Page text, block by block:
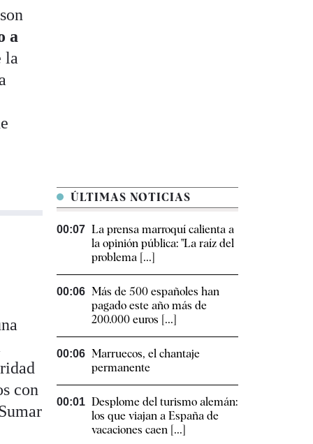
a
la
con
ÚLTIMAS NOTICIAS
00:07 La prensa marroquí calienta a
la opinión pública: "La raíz del
problema [...]
00:06 Más de 500 españoles han
pagado este año más de
200.000 euros [...]
00:06 Marruecos, el chantaje
permanente
00:01 Desplome del turismo alemán:
los que viajan a España de
vacaciones caen [...]